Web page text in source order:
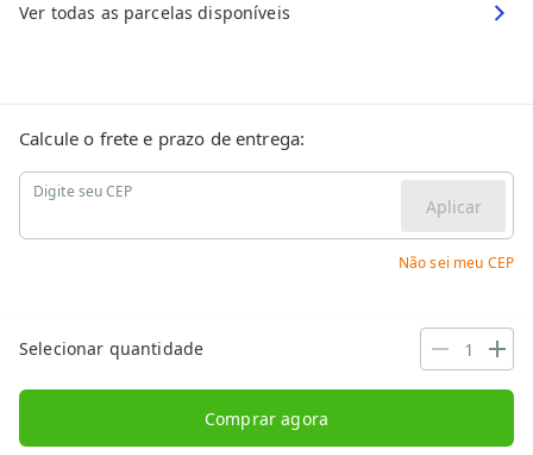
Ver todas as parcelas disponíveis
Calcule o frete e prazo de entrega:
Digite seu CEP
Aplicar
Não sei meu CEP
Selecionar quantidade
Comprar agora